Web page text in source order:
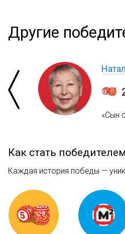
Другие
«Сын
Как стать
Каждая история победы —